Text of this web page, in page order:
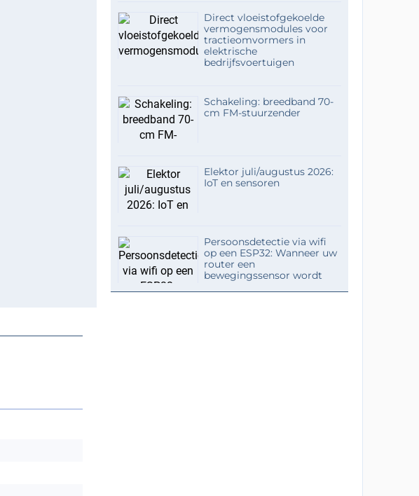
Direct vloeistofgekoelde
vermogensmodules voor
tractieomvormers in
elektrische
bedrijfsvoertuigen
Schakeling: breedband 70-
cm FM-stuurzender
Elektor juli/augustus 2026:
IoT en sensoren
Persoonsdetectie via wifi
op een ESP32: Wanneer uw
router een
bewegingssensor wordt